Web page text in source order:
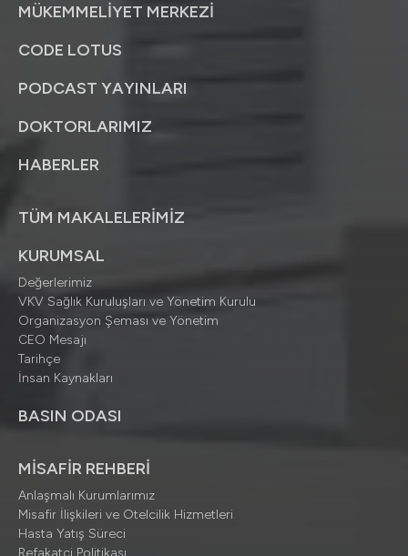
MÜKEMMELİYET MERKEZİ
CODE LOTUS
PODCAST YAYINLARI
DOKTORLARIMIZ
HABERLER
TÜM MAKALELERİMİZ
KURUMSAL
Değerlerimiz
VKV Sağlık Kuruluşları ve Yönetim Kurulu
Organizasyon Şeması ve Yönetim
CEO Mesajı
Tarihçe
İnsan Kaynakları
BASIN ODASI
MİSAFİR REHBERİ
Anlaşmalı Kurumlarımız
Misafir İlişkileri ve Otelcilik Hizmetleri
Hasta Yatış Süreci